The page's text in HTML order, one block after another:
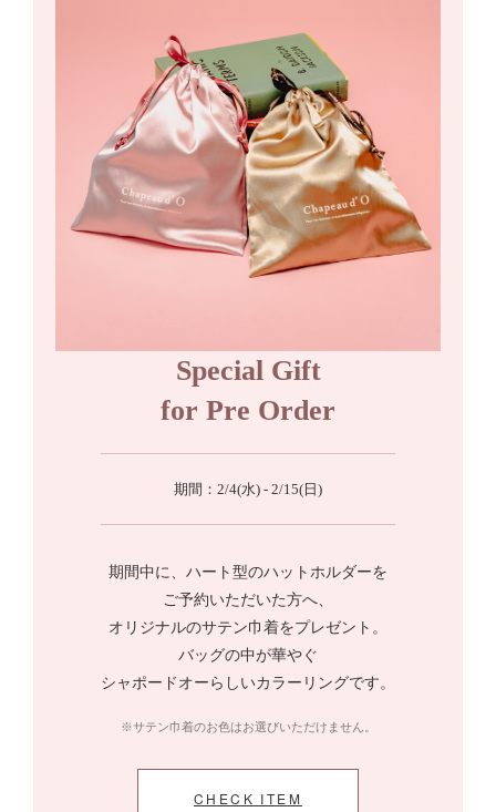
Special Gift
for Pre Order
期間：2/4(水) - 2/15(日)
期間中に、ハート型のハットホルダーを
ご予約いただいた方へ、
オリジナルのサテン巾着をプレゼント。
バッグの中が華やぐ
シャポードオーらしいカラーリングです。
※サテン巾着のお色はお選びいただけません。
CHECK ITEM